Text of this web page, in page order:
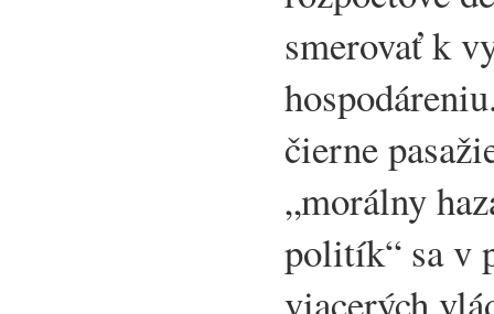
smerovať k
čierne
„morálny
politík“ sa v